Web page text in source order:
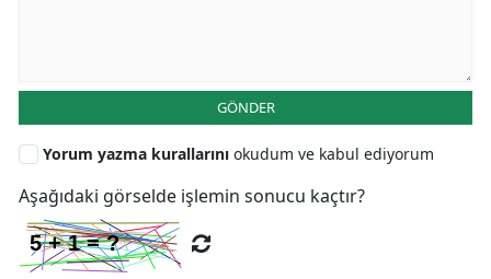
GÖNDER
Yorum yazma kurallarını okudum ve kabul ediyorum
Aşağıdaki görselde işlemin sonucu kaçtır?